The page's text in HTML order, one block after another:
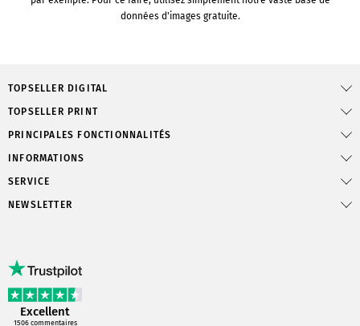
données d'images gratuite.
TOPSELLER DIGITAL
TOPSELLER PRINT
PRINCIPALES FONCTIONNALITÉS
INFORMATIONS
SERVICE
Excellent
1506commentaires
NEWSLETTER